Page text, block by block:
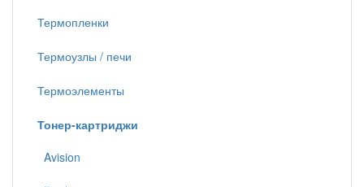
Термопленки
Термоузлы / печи
Термоэлементы
Тонер-картриджи
Avision